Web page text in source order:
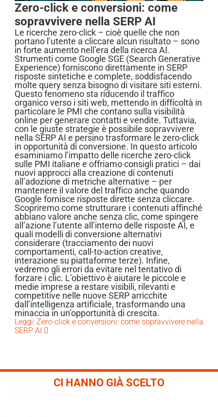
Zero-click e conversioni: come
sopravvivere nella SERP AI
Le ricerche zero-click – cioè quelle che non
portano l’utente a cliccare alcun risultato – sono
in forte aumento nell’era della ricerca AI.
Strumenti come Google SGE (Search Generative
Experience) forniscono direttamente in SERP
risposte sintetiche e complete, soddisfacendo
molte query senza bisogno di visitare siti esterni.
Questo fenomeno sta riducendo il traffico
organico verso i siti web, mettendo in difficoltà in
particolare le PMI che contano sulla visibilità
online per generare contatti e vendite. Tuttavia,
con le giuste strategie è possibile sopravvivere
nella SERP AI e persino trasformare le zero-click
in opportunità di conversione. In questo articolo
esaminiamo l’impatto delle ricerche zero-click
sulle PMI italiane e offriamo consigli pratici – dai
nuovi approcci alla creazione di contenuti
all’adozione di metriche alternative – per
mantenere il valore del traffico anche quando
Google fornisce risposte dirette senza cliccare.
Scopriremo come strutturare i contenuti affinché
abbiano valore anche senza clic, come spingere
all’azione l’utente all’interno delle risposte AI, e
quali modelli di conversione alternativi
considerare (tracciamento dei nuovi
comportamenti, call-to-action creative,
interazione su piattaforme terze). Infine,
vedremo gli errori da evitare nel tentativo di
forzare i clic. L’obiettivo è aiutare le piccole e
medie imprese a restare visibili, rilevanti e
competitive nelle nuove SERP arricchite
dall’intelligenza artificiale, trasformando una
minaccia in un’opportunità di crescita.
Leggi: Zero-click e conversioni: come sopravvivere nella
SERP AI
CI HANNO GIÀ SCELTO